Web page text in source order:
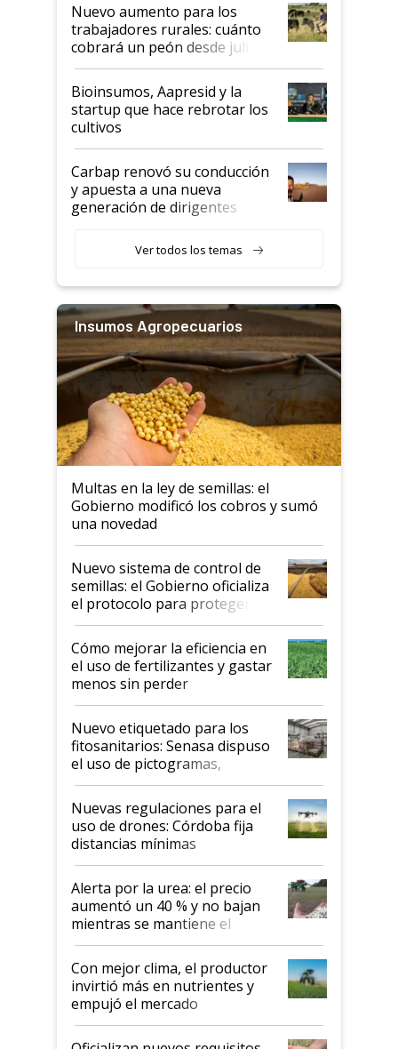
Nuevo aumento para los
trabajadores rurales: cuánto
cobrará un peón desde julio
Bioinsumos, Aapresid y la
startup que hace rebrotar los
cultivos
Carbap renovó su conducción
y apuesta a una nueva
generación de dirigentes
Ver todos los temas
Insumos Agropecuarios
Multas en la ley de semillas: el
Gobierno modificó los cobros y sumó
una novedad
Nuevo sistema de control de
semillas: el Gobierno oficializa
el protocolo para proteger la
propiedad intelectual
Cómo mejorar la eficiencia en
el uso de fertilizantes y gastar
menos sin perder
productividad en la campaña
fina
Nuevo etiquetado para los
fitosanitarios: Senasa dispuso
el uso de pictogramas,
palabras de advertencia e
indicaciones
Nuevas regulaciones para el
uso de drones: Córdoba fija
distancias mínimas
Alerta por la urea: el precio
aumentó un 40 % y no bajan
mientras se mantiene el
conflicto en Medio Oriente
Con mejor clima, el productor
invirtió más en nutrientes y
empujó el mercado